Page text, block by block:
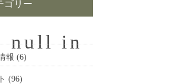
null in
ゴリー
報 (6)
(96)